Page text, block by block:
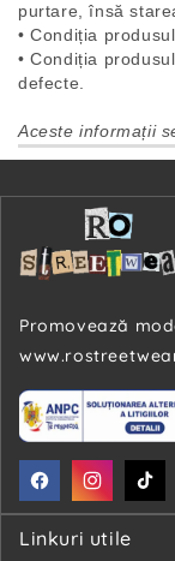
purtare, însă
• Condiția
• Condiția
defecte.
Aceste informații
Promovează
FacebookInstagram
Linkuri utile